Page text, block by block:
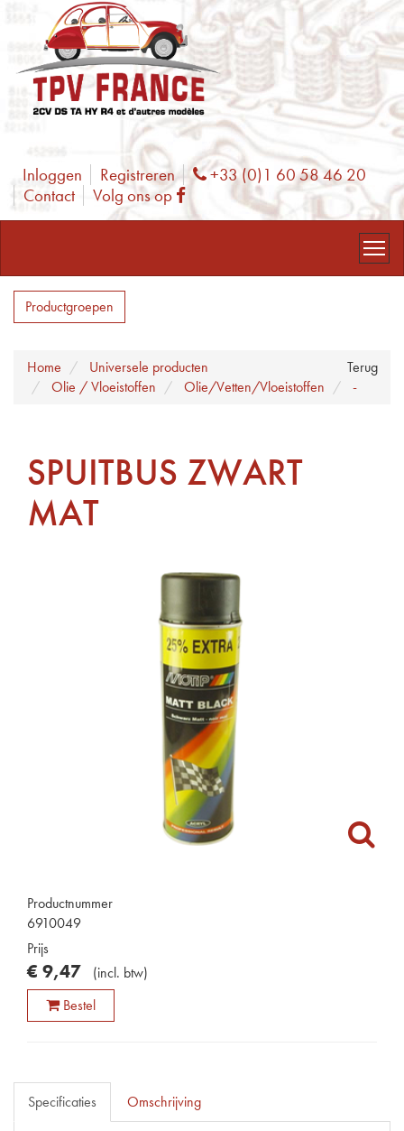
Inloggen Registreren Phone
+33 (0)1 60 58 46 20
Contact
Volg ons op Facebook
Productgroepen
Terug
Home
Universele producten
Olie / Vloeistoffen
Olie/Vetten/Vloeistoffen -
SPUITBUS ZWART
MAT
Productnummer
6910049
Prijs
€ 9,47 (incl. btw)
Bestel
Specificaties Omschrijving